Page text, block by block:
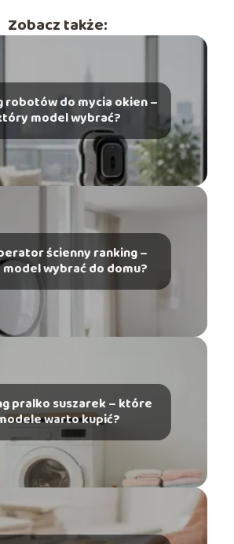
Zobacz także:
robotów do mycia okien –
model wybrać?
ścienny ranking –
wybrać do domu?
pralko suszarek – które
warto kupić?